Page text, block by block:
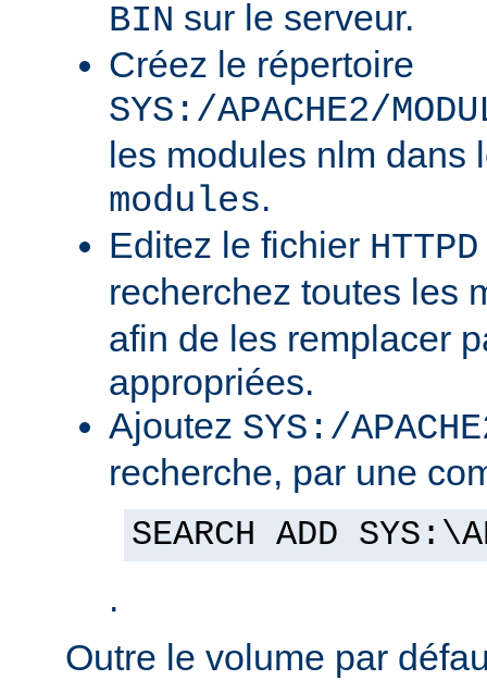
BIN sur le serveur.
Créez le répertoire
SYS:/APACHE2/
les modules nlm dans
modules.
Editez le fichier
recherchez toutes les
afin de les remplacer
appropriées.
Ajoutez SYS:/
recherche, par une
SEARCH ADD
.
Outre le volume par